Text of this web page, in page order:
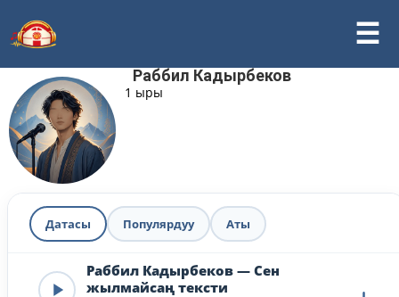
Раббил Кадырбеков
1 ыры
Датасы Популярдуу Аты
Раббил Кадырбеков — Сен
жылмайсаң тексти